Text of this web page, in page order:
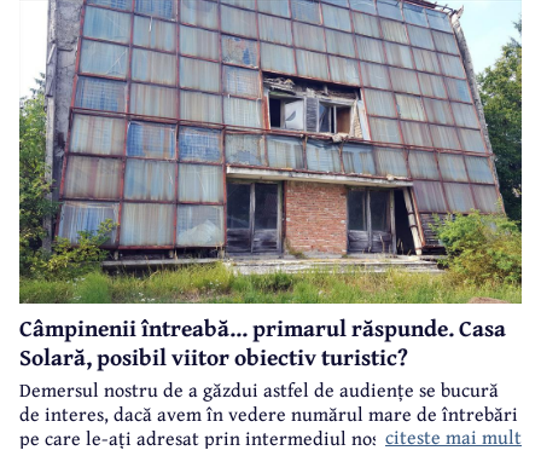
Câmpinenii întreabă... primarul răspunde. Casa
Solară, posibil viitor obiectiv turistic?
Demersul nostru de a găzdui astfel de audiențe se bucură
de interes, dacă avem în vedere numărul mare de întrebări
pe care le-ați adresat prin intermediul nostru primarului
citeste mai mult